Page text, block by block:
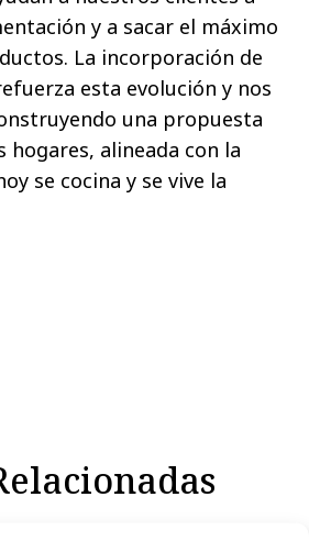
y a sacar el máximo
La incorporación de
esta evolución y nos
una propuesta
hogares, alineada con la
se cocina y se vive la